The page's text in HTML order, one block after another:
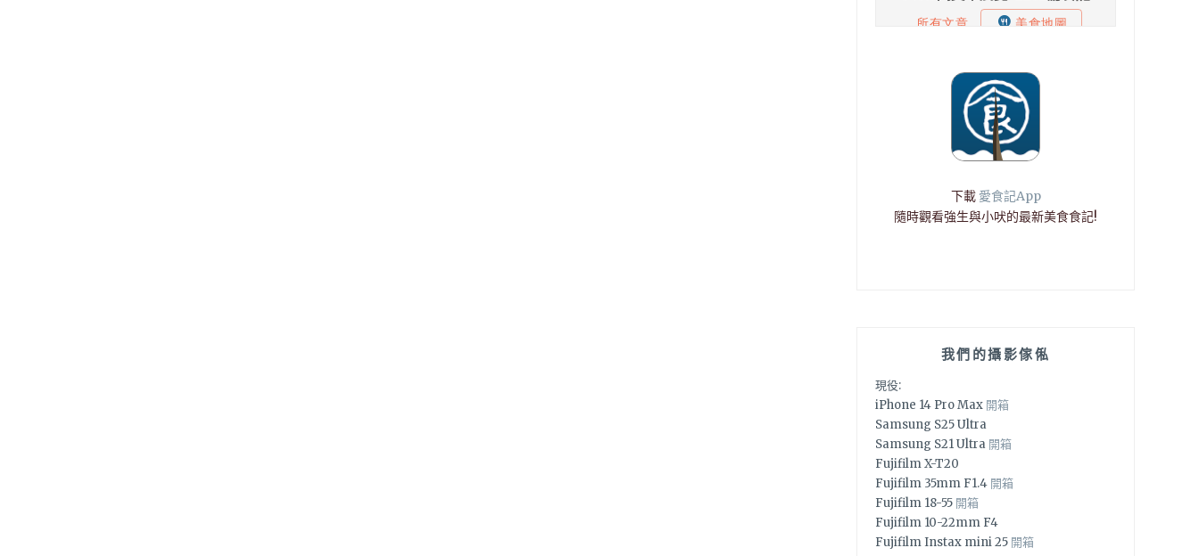
下載 愛食記App
隨時觀看強生與小吠的最新美食食記!
我們的攝影傢俬
現役:
iPhone 14 Pro Max 開箱
Samsung S25 Ultra
Samsung S21 Ultra 開箱
Fujifilm X-T20
Fujifilm 35mm F1.4 開箱
Fujifilm 18-55 開箱
Fujifilm 10-22mm F4
Fujifilm Instax mini 25 開箱